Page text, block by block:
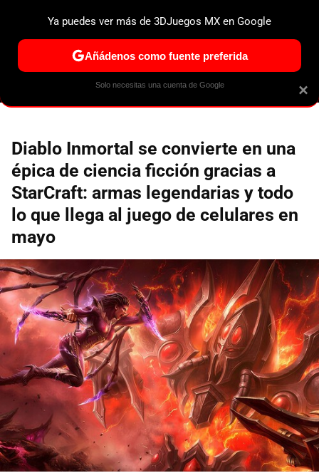
ESPECIALES PS5 NINTENDO SWITCH 2 XBOX
Diablo Inmortal se convierte en una
épica de ciencia ficción gracias a
StarCraft: armas legendarias y todo
lo que llega al juego de celulares en
mayo
×
Ya puedes ver más de 3DJuegos MX en Google
Añádenos como fuente preferida
Solo necesitas una cuenta de Google